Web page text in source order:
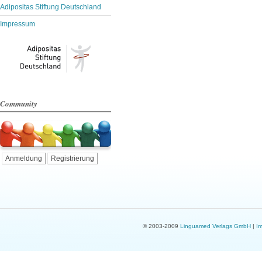
Adipositas Stiftung Deutschland
Impressum
Community
Anmeldung Registrierung
© 2003-2009 Linguamed Verlags GmbH|